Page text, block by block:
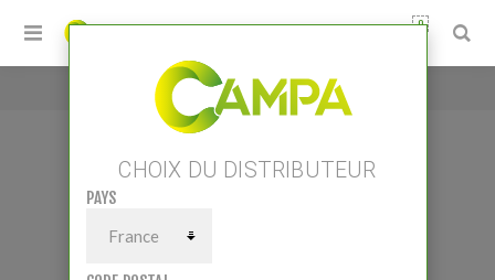
0
Accueil CHAPE GALVA SIMPLE
CHOIX DU DISTRIBUTEUR
PAYS